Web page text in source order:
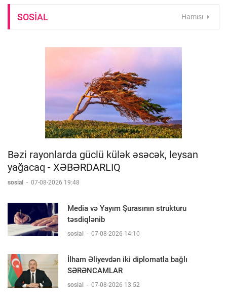
SOSIAL Hamısı
Bəzi rayonlarda güclü külək əsəcək, leysan
yağacaq - XƏBƏRDARLIQ
sosial - 07-08-2026 19:48
Media və Yayım Şurasının strukturu
təsdiqlənib
sosial - 07-08-2026 14:10
İlham Əliyevdən iki diplomatla bağlı
SƏRƏNCAMLAR
sosial - 07-08-2026 13:52